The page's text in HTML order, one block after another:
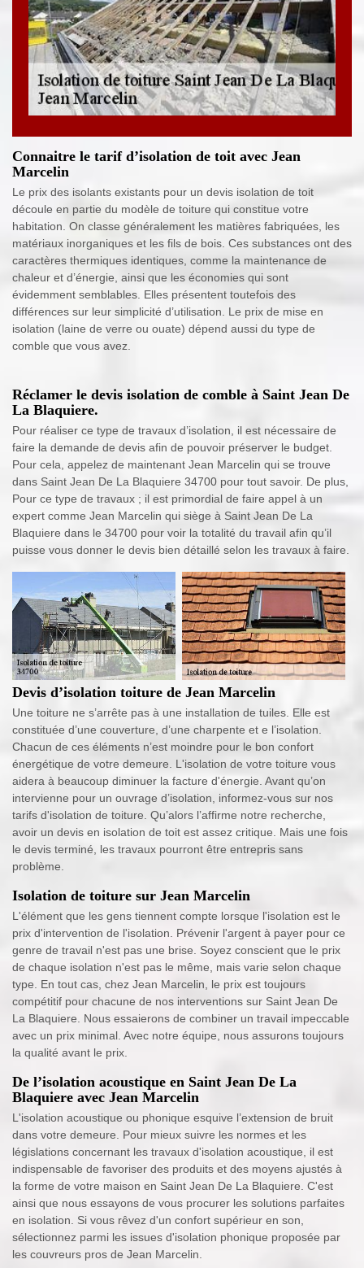
Connaitre le tarif d’isolation de toit avec Jean
Marcelin
Le prix des isolants existants pour un devis isolation de toit
découle en partie du modèle de toiture qui constitue votre
habitation. On classe généralement les matières fabriquées, les
matériaux inorganiques et les fils de bois. Ces substances ont des
caractères thermiques identiques, comme la maintenance de
chaleur et d’énergie, ainsi que les économies qui sont
évidemment semblables. Elles présentent toutefois des
différences sur leur simplicité d’utilisation. Le prix de mise en
isolation (laine de verre ou ouate) dépend aussi du type de
comble que vous avez.
Réclamer le devis isolation de comble à Saint Jean De
La Blaquiere.
Pour réaliser ce type de travaux d’isolation, il est nécessaire de
faire la demande de devis afin de pouvoir préserver le budget.
Pour cela, appelez de maintenant Jean Marcelin qui se trouve
dans Saint Jean De La Blaquiere 34700 pour tout savoir. De plus,
Pour ce type de travaux ; il est primordial de faire appel à un
expert comme Jean Marcelin qui siège à Saint Jean De La
Blaquiere dans le 34700 pour voir la totalité du travail afin qu’il
puisse vous donner le devis bien détaillé selon les travaux à faire.
Devis d’isolation toiture de Jean Marcelin
Une toiture ne s’arrête pas à une installation de tuiles. Elle est
constituée d’une couverture, d’une charpente et e l’isolation.
Chacun de ces éléments n’est moindre pour le bon confort
énergétique de votre demeure. L'isolation de votre toiture vous
aidera à beaucoup diminuer la facture d'énergie. Avant qu’on
intervienne pour un ouvrage d’isolation, informez-vous sur nos
tarifs d'isolation de toiture. Qu’alors l’affirme notre recherche,
avoir un devis en isolation de toit est assez critique. Mais une fois
le devis terminé, les travaux pourront être entrepris sans
problème.
Isolation de toiture sur Jean Marcelin
L'élément que les gens tiennent compte lorsque l'isolation est le
prix d'intervention de l'isolation. Prévenir l'argent à payer pour ce
genre de travail n'est pas une brise. Soyez conscient que le prix
de chaque isolation n'est pas le même, mais varie selon chaque
type. En tout cas, chez Jean Marcelin, le prix est toujours
compétitif pour chacune de nos interventions sur Saint Jean De
La Blaquiere. Nous essaierons de combiner un travail impeccable
avec un prix minimal. Avec notre équipe, nous assurons toujours
la qualité avant le prix.
De l’isolation acoustique en Saint Jean De La
Blaquiere avec Jean Marcelin
L'isolation acoustique ou phonique esquive l’extension de bruit
dans votre demeure. Pour mieux suivre les normes et les
législations concernant les travaux d'isolation acoustique, il est
indispensable de favoriser des produits et des moyens ajustés à
la forme de votre maison en Saint Jean De La Blaquiere. C'est
ainsi que nous essayons de vous procurer les solutions parfaites
en isolation. Si vous rêvez d'un confort supérieur en son,
sélectionnez parmi les issues d'isolation phonique proposée par
les couvreurs pros de Jean Marcelin.